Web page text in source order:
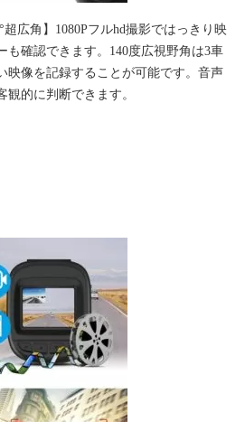
超広角】1080Pフルhd撮影ではっきり映
も確認できます。140度広視野角は3車
映像を記録することが可能です。音声
的に判断できます。